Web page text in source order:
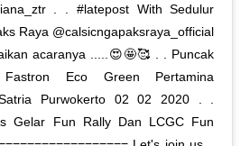
. . #latepost With Sedulur
Raya @calsicngapaksraya_official
acaranya .....😍🤩🥰 . . Puncak
Eco Green Pertamina
Purwokerto 02 02 2020 . .
Gelar Fun Rally Dan LCGC Fun